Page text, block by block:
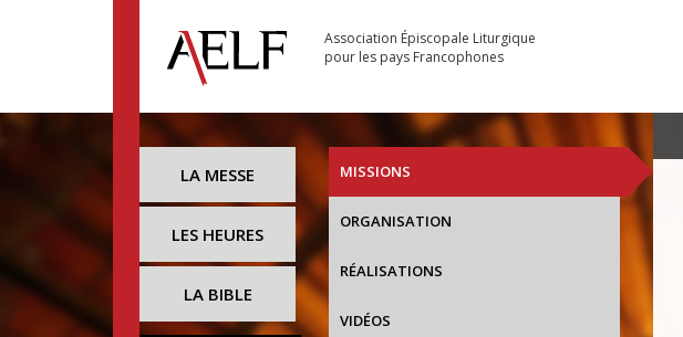
Association Épiscopale Liturgique
pour les pays Francophones
LA MESSE
LES HEURES
LA BIBLE
MISSIONS
ORGANISATION
RÉALISATIONS
VIDÉOS